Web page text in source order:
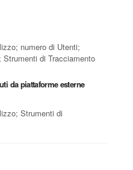
numero di Utenti;
di Tracciamento
da piattaforme esterne
Strumenti di